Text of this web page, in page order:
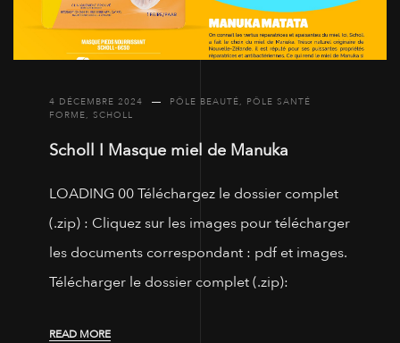
4 DÉCEMBRE 2024 PÔLE BEAUTÉ, PÔLE SANTÉ
FORME, SCHOLL
Scholl I Masque miel de Manuka
LOADING 00 Téléchargez le dossier complet
(.zip) : Cliquez sur les images pour télécharger
les documents correspondant : pdf et images.
Télécharger le dossier complet (.zip):
READ MORE